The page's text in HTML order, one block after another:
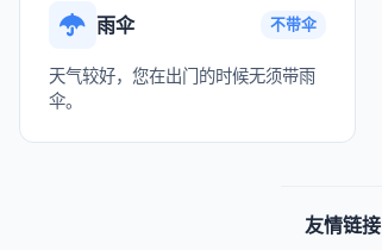
雨伞 不带伞
天气较好，您在出门的时候无须带雨
伞。
友情链接